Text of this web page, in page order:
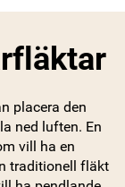
placera den
ned luften. En
vill ha en
traditionell fläkt